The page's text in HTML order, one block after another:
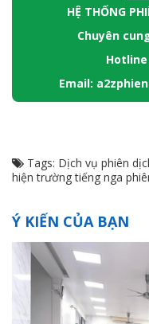
HỆ THỐNG
Chuyên
Hotline
Email:
Tags: Dịch vụ phiên
hiện trường tiếng nga
Ý KIẾN CỦA BẠN